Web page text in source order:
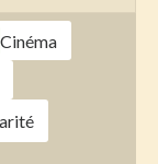
Cinéma